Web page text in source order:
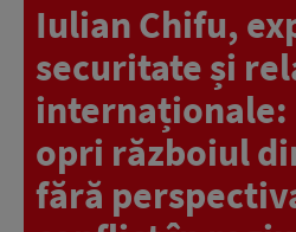
Iulian Chifu,
securitate și
internaționale:
opri războiul
fără